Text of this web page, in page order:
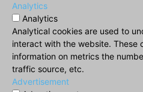
Analytics
Analytics
Analytical cookies are used to
interact with the website. These
information on metrics the
traffic source, etc.
Advertisement